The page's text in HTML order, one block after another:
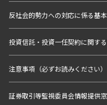
反社会的勢力への対応に係る基
投資信託・投資一任契約に関す
注意事項（必ずお読みください）
証券取引等監視委員会情報提供